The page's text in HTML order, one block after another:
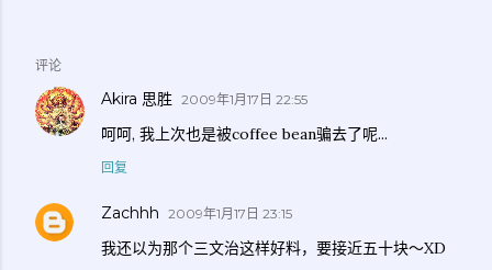
评论
Akira 思胜 2009年1月17日 22:55
呵呵, 我上次也是被coffee bean骗去了呢...
回复
Zachhh 2009年1月17日 23:15
我还以为那个三文治这样好料，要接近五十块～XD